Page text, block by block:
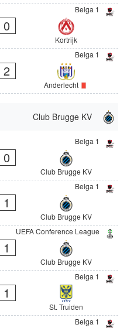
Belga 1
0
Kortrijk
Belga 1
2
Anderlecht
Club Brugge KV
Belga 1
0
Club Brugge KV
Belga 1
1
Club Brugge KV
UEFA Conference League
1
Club Brugge KV
Belga 1
1
St. Truiden
Belga 1